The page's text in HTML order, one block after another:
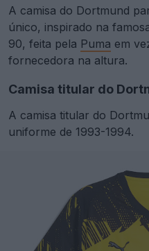
A camisa do Dortmund
único, inspirado na
90, feita pela Puma em
fornecedora na altura.
Camisa titular do
A camisa titular do
uniforme de 1993-1994.